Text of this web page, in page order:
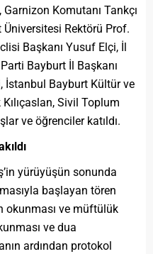
Komutanı Tankçı
Rektörü Prof.
Başkanı Yusuf Elçi, İl
Bayburt İl Başkanı
İstanbul Bayburt Kültür ve
Sivil Toplum
ve öğrenciler katıldı.
yürüyüşün sonunda
başlayan tören
okunması ve müftülük
ve dua
ardından protokol